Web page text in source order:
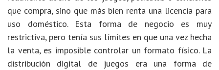
que compra, sino que más bien renta una licencia para
uso doméstico. Esta forma de negocio es muy
restrictiva, pero tenía sus límites en que una vez hecha
la venta, es imposible controlar un formato físico. La
distribución digital de juegos era una forma de